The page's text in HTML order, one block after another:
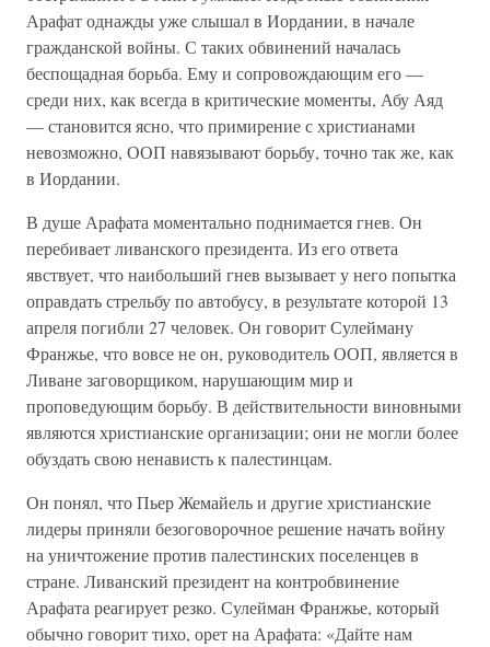
Арафат однажды уже слышал в Иордании, в начале
гражданской войны. С таких обвинений началась
беспощадная борьба. Ему и сопровождающим его —
среди них, как всегда в критические моменты, Абу Аяд
— становится ясно, что примирение с христианами
невозможно, ООП навязывают борьбу, точно так же, как
в Иордании.
В душе Арафата моментально поднимается гнев. Он
перебивает ливанского президента. Из его ответа
явствует, что наибольший гнев вызывает у него попытка
оправдать стрельбу по автобусу, в результате которой 13
апреля погибли 27 человек. Он говорит Сулейману
Франжье, что вовсе не он, руководитель ООП, является в
Ливане заговорщиком, нарушающим мир и
проповедующим борьбу. В действительности виновными
являются христианские организации; они не могли более
обуздать свою ненависть к палестинцам.
Он понял, что Пьер Жемайель и другие христианские
лидеры приняли безоговорочное решение начать войну
на уничтожение против палестинских поселенцев в
стране. Ливанский президент на контробвинение
Арафата реагирует резко. Сулейман Франжье, который
обычно говорит тихо, орет на Арафата: «Дайте нам